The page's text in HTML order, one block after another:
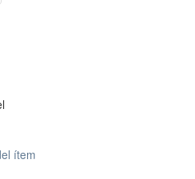
ítem